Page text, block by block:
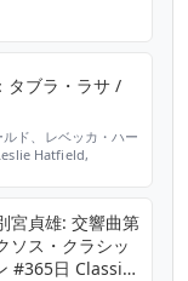
タブラ・ラサ /
ド、レベッカ・ハー
Hatfield,
宮貞雄: 交響曲第
ソス・クラシッ
#365日 Classic